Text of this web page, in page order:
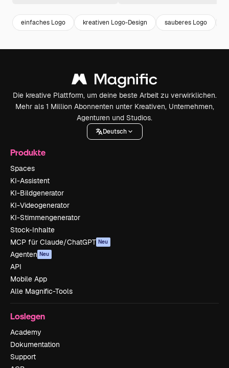
einfaches Logo kreativen Logo-Design sauberes Logo
Die kreative Plattform, um deine beste Arbeit zu verwirklichen.
Mehr als 1 Million Abonnenten unter Kreativen, Unternehmen,
Agenturen und Studios.
Deutsch
Produkte
Spaces
KI-Assistent
KI-Bildgenerator
KI-Videogenerator
KI-Stimmengenerator
Stock-Inhalte
MCP für Claude/ChatGPT Neu
Agenten Neu
API
Mobile App
Alle Magnific-Tools
Loslegen
Academy
Dokumentation
Support